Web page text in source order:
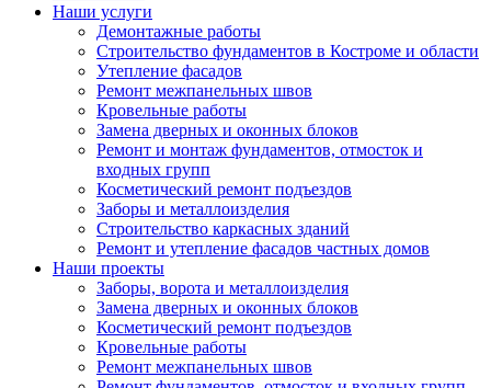
Наши услуги
Демонтажные работы
Строительство фундаментов в Костроме и области
Утепление фасадов
Ремонт межпанельных швов
Кровельные работы
Замена дверных и оконных блоков
Ремонт и монтаж фундаментов, отмосток и
входных групп
Косметический ремонт подъездов
Заборы и металлоизделия
Строительство каркасных зданий
Ремонт и утепление фасадов частных домов
Наши проекты
Заборы, ворота и металлоизделия
Замена дверных и оконных блоков
Косметический ремонт подъездов
Кровельные работы
Ремонт межпанельных швов